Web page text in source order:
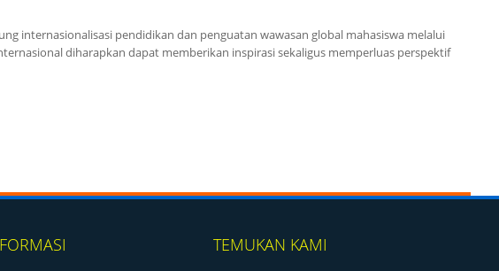
internasionalisasi pendidikan dan penguatan wawasan global mahasiswa melalui
diharapkan dapat memberikan inspirasi sekaligus memperluas perspektif
TEMUKAN KAMI